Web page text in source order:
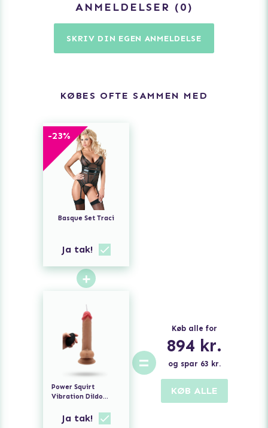
ANMELDELSER 0
SKRIV DIN EGEN ANMELDELSE
KØBES OFTE SAMMEN MED
-23%
Basque Set Traci
Ja tak!
+
Power Squirt
Vibration Dildo
Ja tak!
=
Køb alle for
894 kr.
og spar 63 kr.
KØB ALLE